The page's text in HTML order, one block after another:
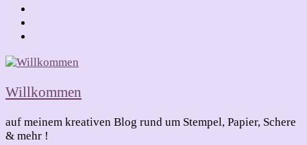
Willkommen
auf meinem kreativen Blog rund um Stempel, Papier, Schere
& mehr !